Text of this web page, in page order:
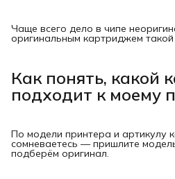
Чаще всего дело в чипе
оригинальным картриджем
Как понять, какой
подходит к моему
По модели принтера и артикулу
сомневаетесь — пришлите
подберём оригинал.